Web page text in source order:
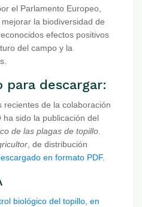
el Parlamento Europeo,
la biodiversidad de
efectos positivos
del campo y la
para descargar:
recientes de la colaboración
ha sido la publicación del
de las plagas de topillo.
, de distribución
en formato PDF.
biológico del topillo, en